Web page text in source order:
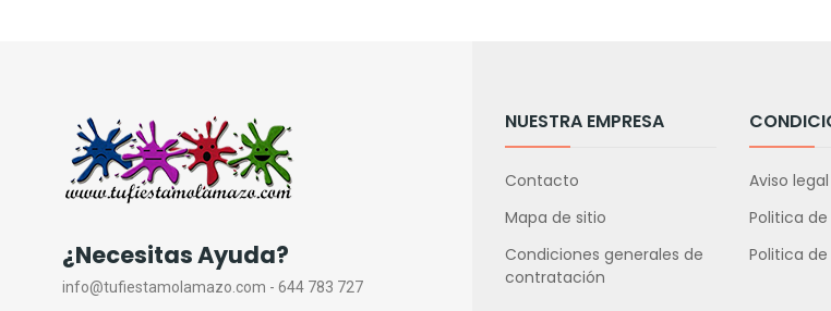
¿Necesitas Ayuda?
info@tufiestamolamazo.com - 644 783 727
NUESTRA EMPRESA
Contacto
Mapa de sitio
Condiciones generales de
contratación
Aviso legal
Politica
Politica